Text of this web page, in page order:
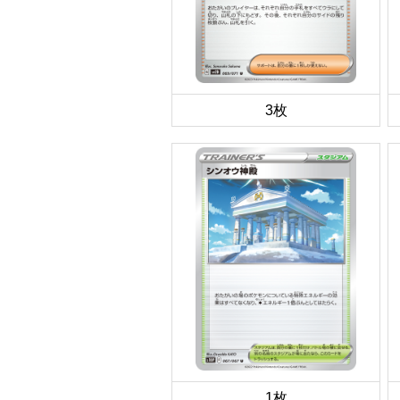
3枚